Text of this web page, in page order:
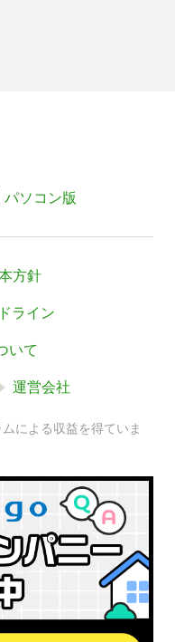
パソコン版
方針
ライン
いて
運営会社
による収益を得ていま